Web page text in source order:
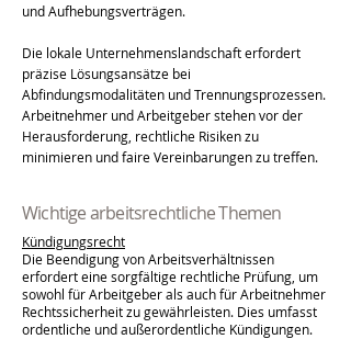
und Aufhebungsverträgen.
Die lokale Unternehmenslandschaft erfordert
präzise Lösungsansätze bei
Abfindungsmodalitäten und Trennungsprozessen.
Arbeitnehmer und Arbeitgeber stehen vor der
Herausforderung, rechtliche Risiken zu
minimieren und faire Vereinbarungen zu treffen.
Wichtige arbeitsrechtliche Themen
Kündigungsrecht
Die Beendigung von Arbeitsverhältnissen
erfordert eine sorgfältige rechtliche Prüfung, um
sowohl für Arbeitgeber als auch für Arbeitnehmer
Rechtssicherheit zu gewährleisten. Dies umfasst
ordentliche und außerordentliche Kündigungen.